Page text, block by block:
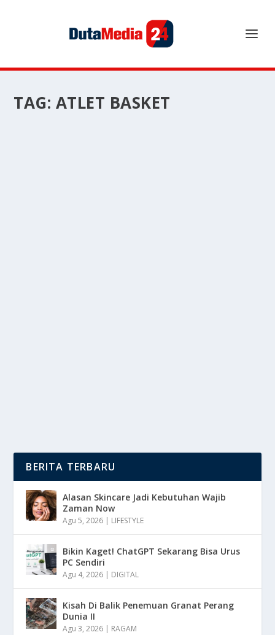
TAG: ATLET BASKET
BERITA TERBARU
Alasan Skincare Jadi Kebutuhan Wajib
Zaman Now
Agu 5, 2026 | LIFESTYLE
Bikin Kaget! ChatGPT Sekarang Bisa Urus
PC Sendiri
Agu 4, 2026 | DIGITAL
Kisah Di Balik Penemuan Granat Perang
Dunia II
Agu 3, 2026 | RAGAM